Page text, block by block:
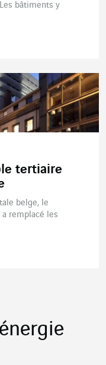
bâtiments y
tertiaire
belge, le
remplacé les